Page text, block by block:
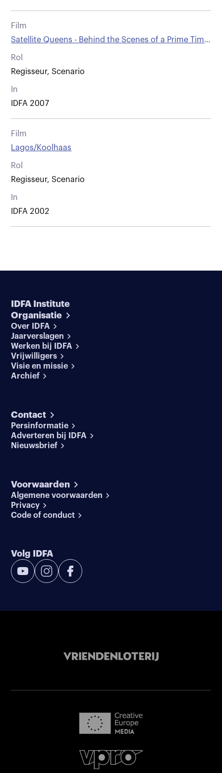
Film
Satellite Queens - Behind the Scenes of a Prime Time
Arab Talk Show
Rol
Regisseur, Scenario
In
IDFA 2007
Film
Lagos/Koolhaas
Rol
Regisseur, Scenario
In
IDFA 2002
IDFA Institute
Organisatie
Over IDFA
Jaarverslagen
Werken bij IDFA
Vrijwilligers
Visie en missie
Archief
Contact
Persinformatie
Adverteren bij IDFA
Nieuwsbrief
Voorwaarden
Algemene voorwaarden
Privacy
Code of conduct
Volg IDFA